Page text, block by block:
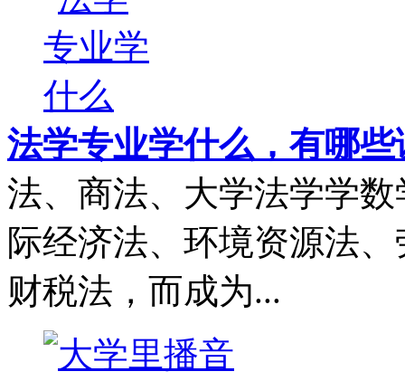
法学专业学什么，有哪些
法、商法、大学法学学
际经济法、环境资源法
财税法，而成为...